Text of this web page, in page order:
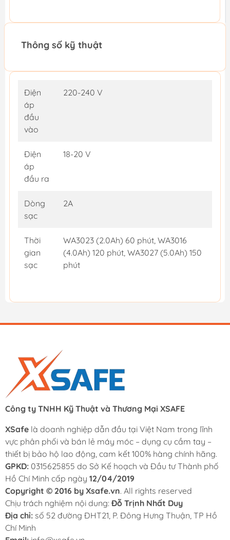
Thông số kỹ thuật
Điện
áp
đầu
vào
220-240 V
Điện
áp
đầu ra
18-20 V
Dòng
sạc
2A
Thời
gian
sạc
WA3023 (2.0Ah) 60 phút, WA3016
(4.0Ah) 120 phút, WA3027 (5.0Ah) 150
phút
Công ty TNHH Kỹ Thuật và Thương Mại XSAFE
XSafe là doanh nghiệp dẫn đầu tại Việt Nam trong lĩnh
vực phân phối và bán lẻ máy móc – dụng cụ cầm tay –
thiết bị bảo hộ lao động, cam kết 100% hàng chính hãng.
GPKD: 0315625855 do Sở Kế hoạch và Đầu tư Thành phố
Hồ Chí Minh cấp ngày 12/04/2019
Copyright © 2016 by Xsafe.vn. All rights reserved
Chịu trách nghiệm nội dung: Đỗ Trịnh Nhất Duy
Địa chỉ: số 52 đường ĐHT21, P. Đông Hưng Thuận, TP Hồ
Chí Minh